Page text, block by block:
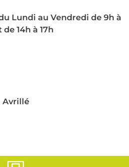
Lundi au Vendredi de 9h à
de 14h à 17h
Avrillé